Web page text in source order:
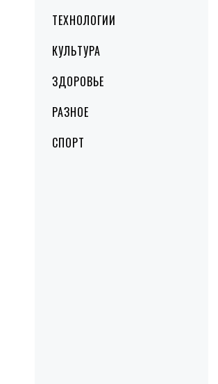
ТЕХНОЛОГИИ
КУЛЬТУРА
ЗДОРОВЬЕ
РАЗНОЕ
СПОРТ